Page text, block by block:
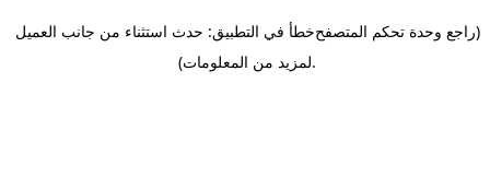
خطأ في التطبيق: حدث استثناء من جانب العميل(راجع وحدة تحكم المتصفح
لمزيد من المعلومات).